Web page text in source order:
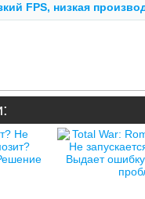
FPS, низкая